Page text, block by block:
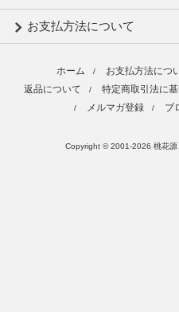
お支払方法について
ホーム / お支払方法につ
返品について / 特定商取引法に
/ メルマガ登録 / ブ
Copyright © 2001-2026 桃花